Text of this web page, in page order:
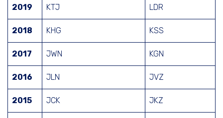
2019 KTJ LDR
2018 KHG KSS
2017 JWN KGN
2016 JLN JVZ
2015 JCK JKZ